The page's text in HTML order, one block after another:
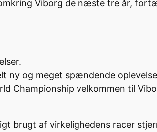
Viborg de næste tre år,
ny og meget spændende
Championship velkommen til
brugt af virkelighedens racer